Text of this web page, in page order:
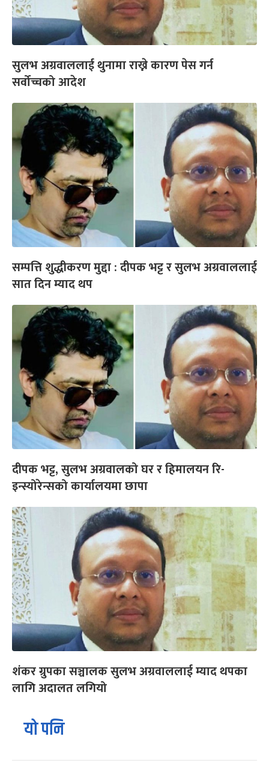
सुलभ अग्रवाललाई थुनामा राख्ने कारण पेस गर्न
सर्वोच्चको आदेश
सम्पत्ति शुद्धीकरण मुद्दा : दीपक भट्ट र सुलभ अग्रवाललाई
सात दिन म्याद थप
दीपक भट्ट, सुलभ अग्रवालको घर र हिमालयन रि-
इन्स्योरेन्सको कार्यालयमा छापा
शंकर ग्रुपका सञ्चालक सुलभ अग्रवाललाई म्याद थपका
लागि अदालत लगियो
यो पनि